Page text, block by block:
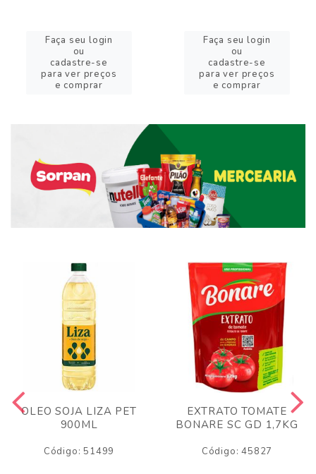
Faça seu login
ou
cadastre-se
para ver preços
e comprar
Faça seu login
ou
cadastre-se
para ver preços
e comprar
OLEO SOJA LIZA PET
900ML
Código: 51499
EXTRATO TOMATE
BONARE SC GD 1,7KG
Código: 45827